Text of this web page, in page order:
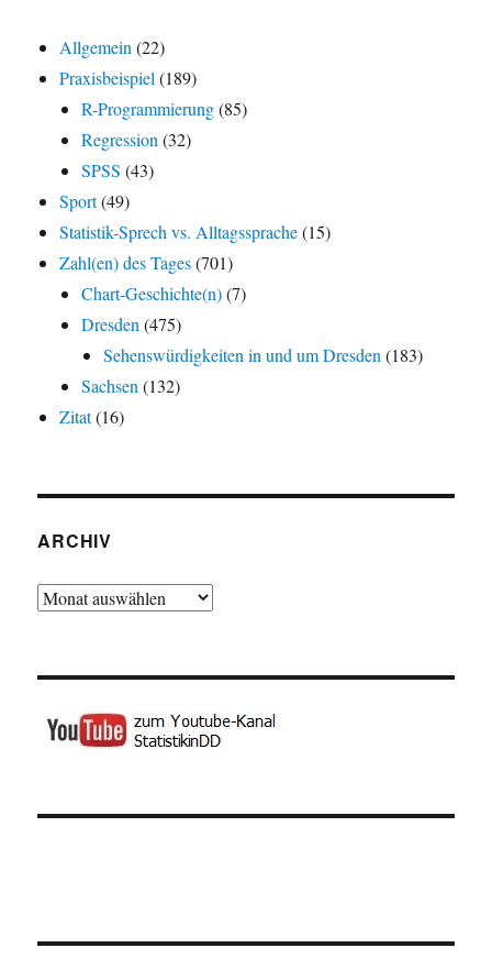
Allgemein (22)
Praxisbeispiel (189)
R-Programmierung(85)
Regression (32)
SPSS (43)
Sport(49)
Statistik-Sprech vs. Alltagssprache(15)
Zahl(en) des Tages(701)
Chart-Geschichte(n)(7)
Dresden (475)
Sehenswürdigkeiten in und um Dresden (183)
Sachsen (132)
Zitat(16)
ARCHIV
Archiv